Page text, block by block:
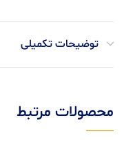
توضیحات تکمیلی
محصولات مرتبط